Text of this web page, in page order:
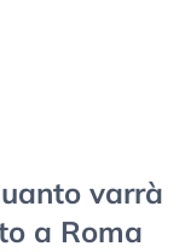
varrà
a Roma